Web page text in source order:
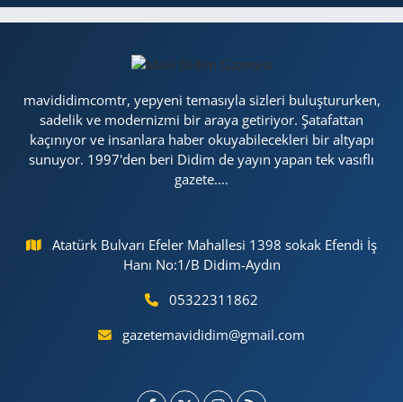
mavididimcomtr, yepyeni temasıyla sizleri buluştururken,
sadelik ve modernizmi bir araya getiriyor. Şatafattan
kaçınıyor ve insanlara haber okuyabilecekleri bir altyapı
sunuyor. 1997'den beri Didim de yayın yapan tek vasıflı
gazete....
Atatürk Bulvarı Efeler Mahallesi 1398 sokak Efendi İş
Hanı No:1/B Didim-Aydın
05322311862
gazetemavididim@gmail.com